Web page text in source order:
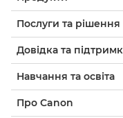
Послуги та рішення
Довідка та
Навчання та освіта
Про Canon